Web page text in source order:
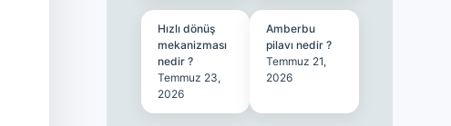
Hızlı dönüş
mekanizması
nedir ?
Temmuz 23,
2026
Amberbu
pilavı nedir ?
Temmuz 21,
2026